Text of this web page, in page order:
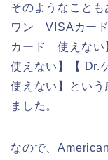
そのようなこと
ワン VISAカー
カード 使えな
使えない】【
使えない】とい
ました。
なので、